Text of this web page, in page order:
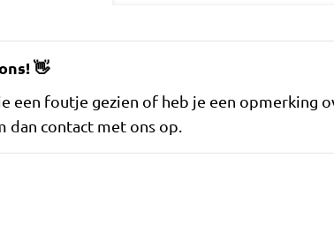
👋
een foutje gezien of heb je een opmerking
dan contact met ons op.